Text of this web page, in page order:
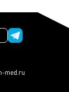
med.ru